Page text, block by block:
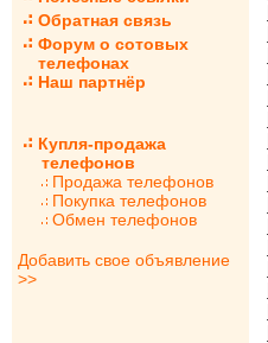
Обратная связь
Форум о сотовых
телефонах
Наш партнёр
Купля-продажа
телефонов
Продажа телефонов
Покупка телефонов
Обмен телефонов
Добавить свое объявление
>>